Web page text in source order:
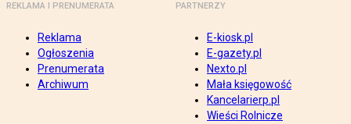
REKLAMA I PRENUMERATA
Reklama
Ogłoszenia
Prenumerata
Archiwum
PARTNERZY
E-kiosk.pl
E-gazety.pl
Nexto.pl
Mała księgowość
Kancelarierp.pl
Wieści Rolnicze